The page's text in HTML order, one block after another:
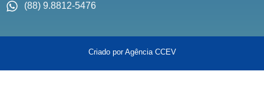
(88) 9.8812-5476
Criado por Agência CCEV